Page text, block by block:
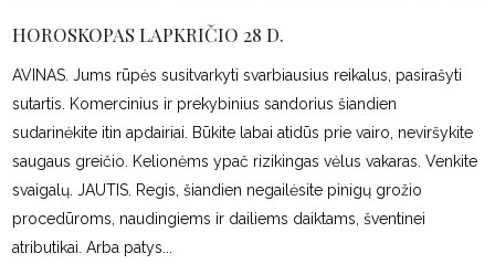
HOROSKOPAS LAPKRIČIO 28 D.
AVINAS. Jums rūpės susitvarkyti svarbiausius reikalus, pasirašyti
sutartis. Komercinius ir prekybinius sandorius šiandien
sudarinėkite itin apdairiai. Būkite labai atidūs prie vairo, neviršykite
saugaus greičio. Kelionėms ypač rizikingas vėlus vakaras. Venkite
svaigalų. JAUTIS. Regis, šiandien negailėsite pinigų grožio
procedūroms, naudingiems ir dailiems daiktams, šventinei
atributikai. Arba patys